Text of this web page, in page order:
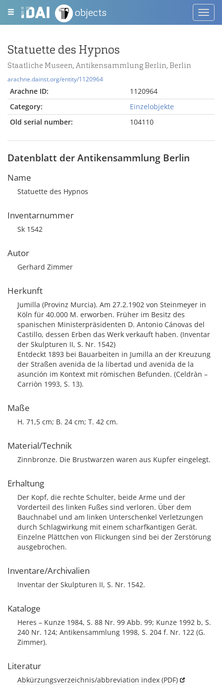
objects
Statuette des Hypnos
Staatliche Museen, Antikensammlung Berlin, Berlin
arachne.dainst.org/entity/1120964
Arachne ID:
1120964
Category:
Einzelobjekte
Old serial number:
104110
Datenblatt der Antikensammlung Berlin
Name
Statuette des Hypnos
Inventarnummer
Sk 1542
Autor
Gerhard Zimmer
Herkunft
Jumilla (Provinz Murcia). Am 27.2.1902 von Steinmeyer in
Köln für 40.000 M. erworben. Früher im Besitz des
spanischen Ministerpräsidenten D. Antonio Cánovas del
Castillo, dessen Erben das Werk verkauft haben. (Inventar
der Skulpturen II, S. Nr. 1542)
Entdeckt 1893 bei Bauarbeiten in Jumilla an der Kreuzung
der Straßen avenida de la libertad und avenida de la
asunción im Kontext mit römischen Befunden. (Celdràn –
Carriòn 1993, S. 13).
Maße
H. 71,5 cm; B. 24 cm; T. 42 cm.
Material/Technik
Zinnbronze. Die Brustwarzen waren aus Kupfer eingelegt.
Erhaltung
Der Kopf, die rechte Schulter, beide Arme und der
Vorderteil des linken Fußes sind verloren. Über dem
Bauchnabel und am linken Unterschenkel Verletzungen
durch Schlagwirkung mit einem scharfkantigen Gerät.
Einzelne Plättchen von Flickungen sind bei der Zerstörung
ausgebrochen.
Inventare/Archivalien
Inventar der Skulpturen II, S. Nr. 1542.
Kataloge
Heres – Kunze 1984, S. 88 Nr. 99 Abb. 99; Kunze 1992 b, S.
240 Nr. 124; Antikensammlung 1998, S. 204 f. Nr. 122 (G.
Zimmer).
Literatur
Abkürzungsverzeichnis/abbreviation index (PDF)